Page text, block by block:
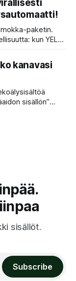
paketin.
kun YEL
maistua
on lopulta
kanavasi
sisällön”
kanavasi
sisällöt.
Subscribe